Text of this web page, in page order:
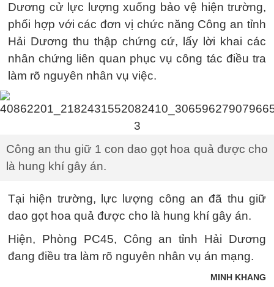
Dương cử lực lượng xuống bảo vệ hiện trường,
phối hợp với các đơn vị chức năng Công an tỉnh
Hải Dương thu thập chứng cứ, lấy lời khai các
nhân chứng liên quan phục vụ công tác điều tra
làm rõ nguyên nhân vụ việc.
Công an thu giữ 1 con dao gọt hoa quả được cho
là hung khí gây án.
Tại hiện trường, lực lượng công an đã thu giữ
dao gọt hoa quả được cho là hung khí gây án.
Hiện, Phòng PC45, Công an tỉnh Hải Dương
đang điều tra làm rõ nguyên nhân vụ án mạng.
MINH KHANG